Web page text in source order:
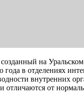
на Уральском
года в отделениях
внутренних
отличаются от